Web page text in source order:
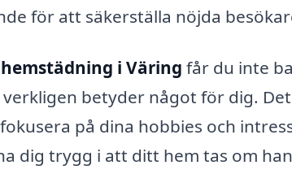
för att säkerställa nöjda
hemstädning i Väring får du inte
betyder något för dig.
på dina hobbies och
dig trygg i att ditt hem tas om